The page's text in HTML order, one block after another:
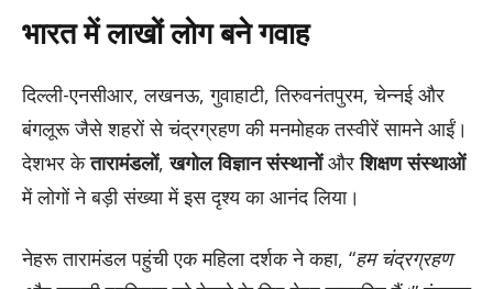
भारत में लाखों लोग बने गवाह
दिल्ली-एनसीआर, लखनऊ, गुवाहाटी, तिरुवनंतपुरम, चेन्नई और
बंगलूरू जैसे शहरों से चंद्रग्रहण की मनमोहक तस्वीरें सामने आईं।
देशभर केतारामंडलों,खगोल विज्ञान संस्थानोंऔरशिक्षण संस्थाओं
में लोगों ने बड़ी संख्या में इस दृश्य का आनंद लिया।
नेहरू तारामंडल पहुंची एक महिला दर्शक ने कहा, “हम चंद्रग्रहण